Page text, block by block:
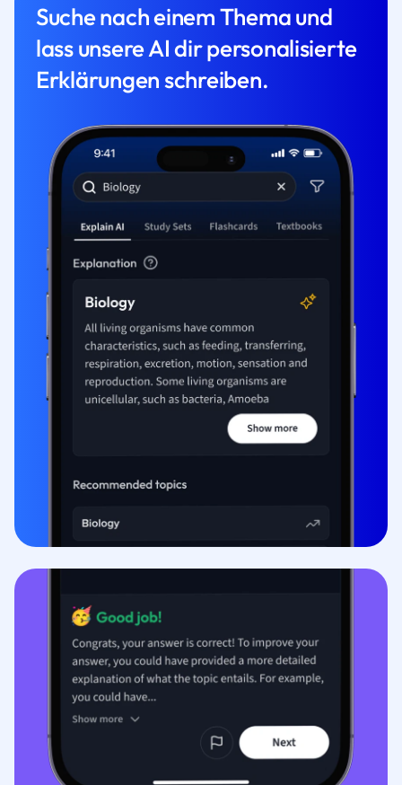
Suche nach einem Thema und
lass unsere AI dir personalisierte
Erklärungen schreiben.